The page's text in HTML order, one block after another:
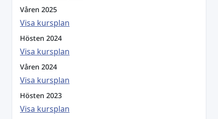
Våren 2025
Visa kursplan
Hösten 2024
Visa kursplan
Våren 2024
Visa kursplan
Hösten 2023
Visa kursplan